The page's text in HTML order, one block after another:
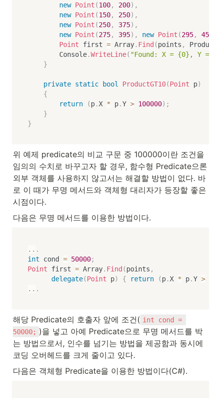
new Point (100, 200) ,
new Point (150, 250) ,
new Point (250, 375) ,
new Point (275, 395) , new Point (295, 450
Point first = Array. Find (points ,
        Console
.WriteLine( "Found: X = {0}, Y =
}
private static bool ProductGT10(Point p)
{
return
(p.X * p.Y > 100000) ;
}
}
위 예제 predicate의 비교 구문 중 100000이란 조건을
임의의 수치로 바꾸고자 할 경우, 함수형 Predicate으론
외부 객체를 사용하지 않고서는 해결할 방법이 없다. 바
로 이 때가 무명 메서드와 객체형 대리자가 등장할 좋은
시점이다.
다음은 무명 메서드를 이용한 방법이다.
.. .
int cond = 50000;
Point first = Array. Find (points ,
delegate(Point p) { return (p.X * p.Y >
.. .
해당 Predicate의 호출자 앞에 조건( int cond =
50000; )을 넣고 아예 Predicate으로 무명 메서드를 박
는 방법으로서, 인수를 넘기는 방법을 제공함과 동시에
코딩 오버헤드를 크게 줄이고 있다.
다음은 객체형 Predicate을 이용한 방법이다(C#).